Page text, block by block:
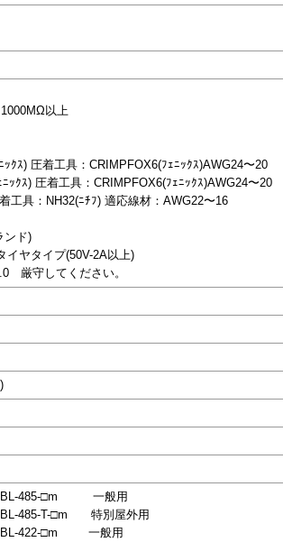
1000MΩ以上
ｸｽ) 圧着工具：CRIMPFOX6(ﾌｪﾆｯｸｽ)AWG24〜20
ｯｸｽ) 圧着工具：CRIMPFOX6(ﾌｪﾆｯｸｽ)AWG24〜20
工具：NH32(ﾆﾁﾌ) 適応線材：AWG22〜16
ンド)
ヤタイプ(50V-2A以上)
厳守してください。
)
CBL-485-□m 一般用
485-T-□m 特別屋外用
CBL-422-□m 一般用